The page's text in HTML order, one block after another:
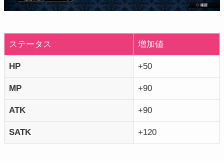
ステータス 増加値
HP +50
MP +90
ATK +90
SATK +120